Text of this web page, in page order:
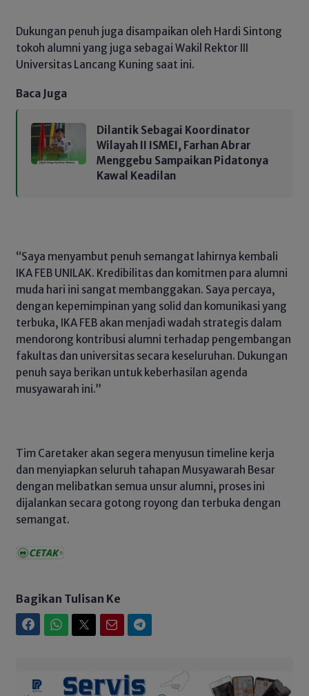
Dukungan penuh juga disampaikan oleh Hardi Sintong
tokoh alumni yang juga sebagai Wakil Rektor III
Universitas Lancang Kuning saat ini.
Baca Juga
Dilantik Sebagai Koordinator
Wilayah II ISMEI, Farhan Abrar
Menggebu Sampaikan Pidatonya
Kawal Keadilan
“Saya menyambut penuh semangat lahirnya kembali
IKA FEB UNILAK. Kredibilitas dan komitmen para alumni
muda hari ini sangat membanggakan. Saya percaya,
dengan kepemimpinan yang solid dan komunikasi yang
terbuka, IKA FEB akan menjadi wadah strategis dalam
mendorong kontribusi alumni terhadap pengembangan
fakultas dan universitas secara keseluruhan. Dukungan
penuh saya berikan untuk keberhasilan agenda
musyawarah ini.”
Tim Caretaker akan segera menyusun timeline kerja
dan menyiapkan seluruh tahapan Musyawarah Besar
dengan melibatkan semua unsur alumni, proses ini
dijalankan secara gotong royong dan terbuka dengan
semangat.
Bagikan Tulisan Ke